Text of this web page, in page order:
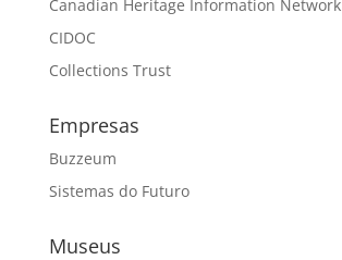
Canadian Heritage Information Network
CIDOC
Collections Trust
Empresas
Buzzeum
Sistemas do Futuro
Museus